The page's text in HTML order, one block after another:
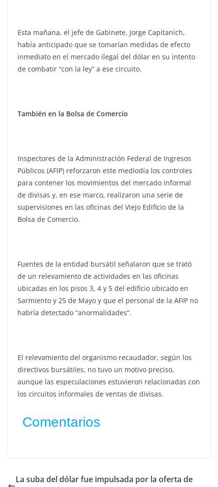
Esta mañana, el jefe de Gabinete, Jorge Capitanich,
había anticipado que se tomarían medidas de efecto
inmediato en el mercado ilegal del dólar en su intento
de combatir “con la ley” a ese circuito.
También en la Bolsa de Comercio
Inspectores de la Administración Federal de Ingresos
Públicos (AFIP) reforzaron este mediodía los controles
para contener los movimientos del mercado informal
de divisas y, en ese marco, realizaron una serie de
supervisiones en las oficinas del Viejo Edificio de la
Bolsa de Comercio.
Fuentes de la entidad bursátil señalaron que se trató
de un relevamiento de actividades en las oficinas
ubicadas en los pisos 3, 4 y 5 del edificio ubicado en
Sarmiento y 25 de Mayo y que el personal de la AFIP no
habría detectado “anormalidades”.
El relevamiento del organismo recaudador, según los
directivos bursátiles, no tuvo un motivo preciso,
aunque las especulaciones estuvieron relacionadas con
los circuitos informales de ventas de divisas.
Comentarios
La suba del dólar fue impulsada por la oferta de